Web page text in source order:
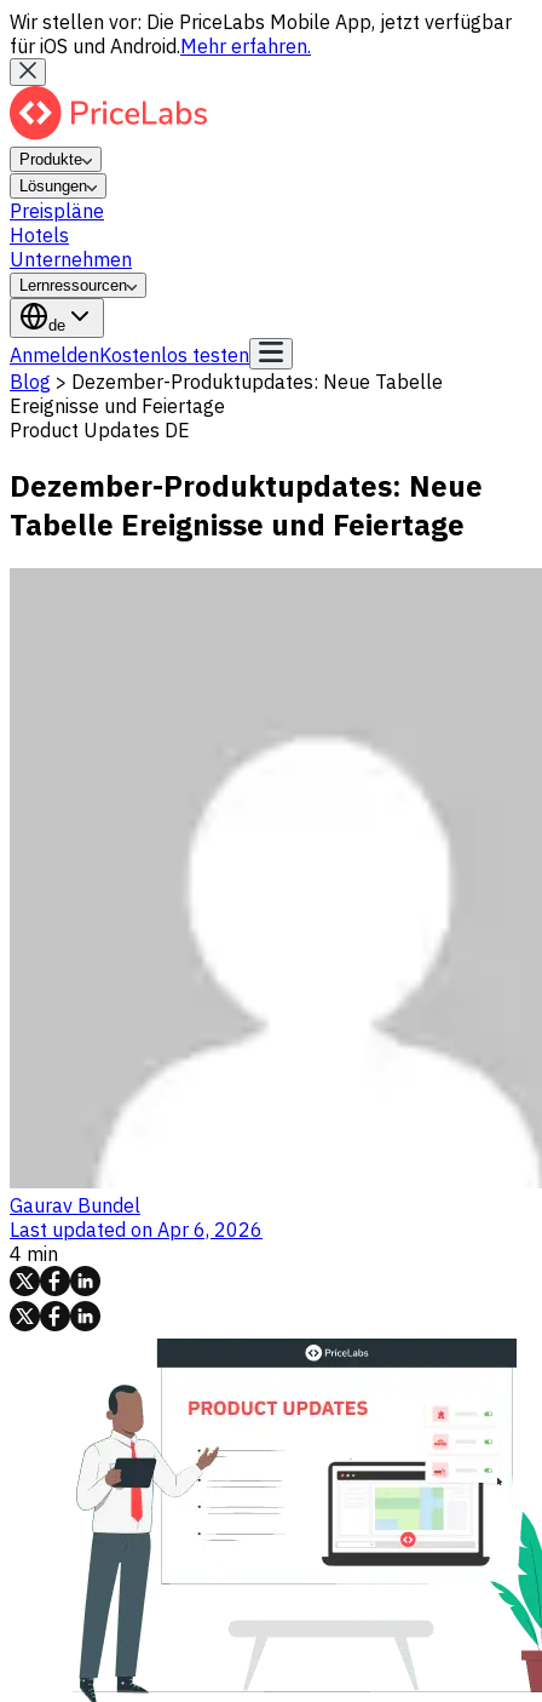
Wir stellen vor: Die PriceLabs Mobile App, jetzt verfügbar
für iOS und Android.Mehr erfahren.
Produkte
Lösungen
Preispläne
Hotels
Unternehmen
Lernressourcen
de
AnmeldenKostenlos testen
Blog > Dezember-Produktupdates: Neue Tabelle
Ereignisse und Feiertage
Product Updates DE
Dezember-Produktupdates: Neue
Tabelle Ereignisse und Feiertage
Gaurav Bundel
Last updated on Apr 6, 2026
4 min